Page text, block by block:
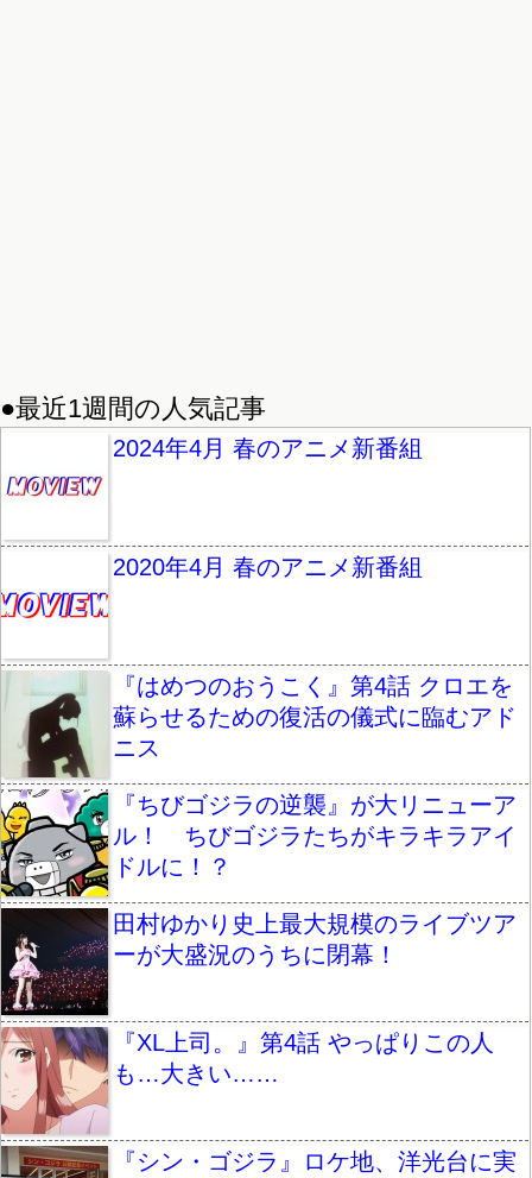
●最近1週間の人気記事
2024年4月 春のアニメ新番組
2020年4月 春のアニメ新番組
『はめつのおうこく』第4話 クロエを
蘇らせるための復活の儀式に臨むアド
ニス
『ちびゴジラの逆襲』が大リニューア
ル！ ちびゴジラたちがキラキラアイ
ドルに！？
田村ゆかり史上最大規模のライブツア
ーが大盛況のうちに閉幕！
『XL上司。』第4話 やっぱりこの人
も…大きい……
『シン・ゴジラ』ロケ地、洋光台に実